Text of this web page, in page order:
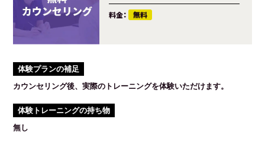
料金： 無料
体験プランの補足
カウンセリング後、実際のトレーニングを体験いただけます。
体験トレーニングの持ち物
無し